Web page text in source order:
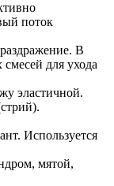
поток
В
для ухода
эластичной.
Используется
мятой,